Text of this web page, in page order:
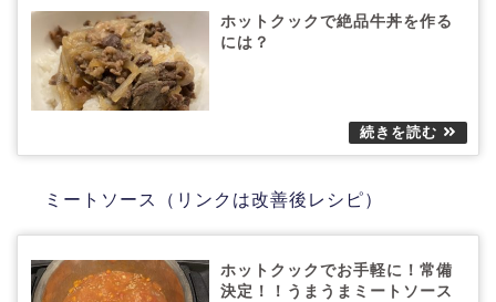
ホットクックで絶品牛丼を作る
には？
ミートソース（リンクは改善後レシピ）
ホットクックでお手軽に！常備
決定！！うまうまミートソース